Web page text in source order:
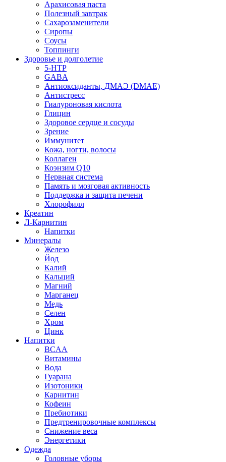
Арахисовая паста
Полезный завтрак
Сахарозаменители
Сиропы
Соусы
Топпинги
Здоровье и долголетие
5-HTP
GABA
Антиоксиданты, ДМАЭ (DMAE)
Антистресс
Гиалуроновая кислота
Глицин
Здоровое сердце и сосуды
Зрение
Иммунитет
Кожа, ногти, волосы
Коллаген
Коэнзим Q10
Нервная система
Память и мозговая активность
Поддержка и защита печени
Хлорофилл
Креатин
Л-Карнитин
Напитки
Минералы
Железо
Йод
Калий
Кальций
Магний
Марганец
Медь
Селен
Хром
Цинк
Напитки
BCAA
Витамины
Вода
Гуарана
Изотоники
Карнитин
Кофеин
Пребиотики
Предтренировочные комплексы
Снижение веса
Энергетики
Одежда
Головные уборы